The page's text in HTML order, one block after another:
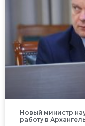
Новый министр
работу в